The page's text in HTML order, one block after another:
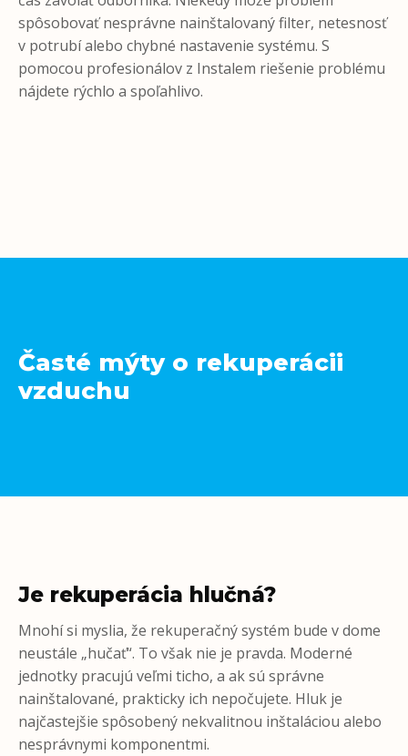
spôsobovať nesprávne nainštalovaný filter, netesnosť
v potrubí alebo chybné nastavenie systému. S
pomocou profesionálov z Instalem riešenie problému
nájdete rýchlo a spoľahlivo.
Časté mýty o rekuperácii
vzduchu
Je rekuperácia hlučná?
Mnohí si myslia, že rekuperačný systém bude v dome
neustále „hučať“. To však nie je pravda. Moderné
jednotky pracujú veľmi ticho, a ak sú správne
nainštalované, prakticky ich nepočujete. Hluk je
najčastejšie spôsobený nekvalitnou inštaláciou alebo
nesprávnymi komponentmi.